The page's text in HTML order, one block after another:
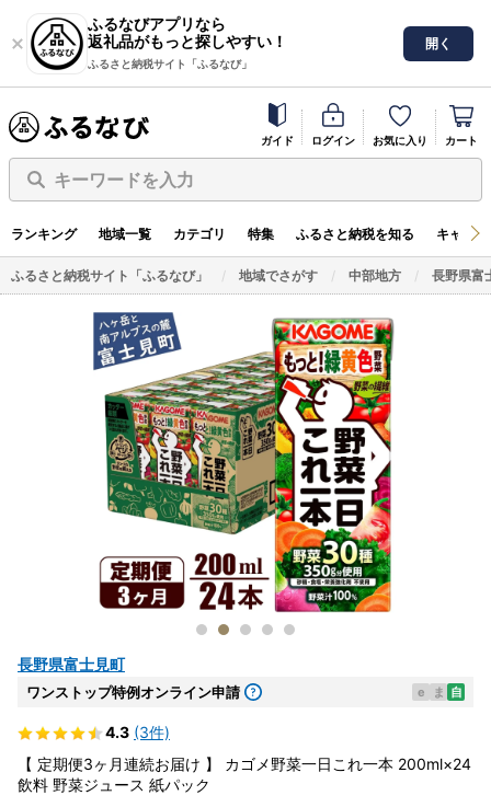
ふるなびアプリなら
返礼品がもっと探しやすい！
ふるさと納税サイト「ふるなび」
開く
ガイド ログイン お気に入り カート
キーワードを入力
ランキング 地域一覧 カテゴリ 特集 ふるさと納税を知る キャン
ふるさと納税サイト「ふるなび」 地域でさがす 中部地方 長野県富
長野県富士見町
ワンストップ特例オンライン申請 e ま 自
4.3 (3件)
【 定期便3ヶ月連続お届け 】 カゴメ野菜一日これ一本 200ml×24
飲料 野菜ジュース 紙パック